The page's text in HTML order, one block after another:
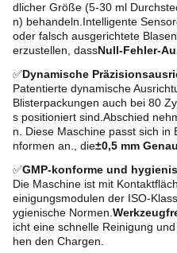
dlicher Größe (5-30 ml
n) behandeln.Intelligente
oder falsch ausgerichtete
erzustellen, dassNull-Fehler-
✅Dynamische
Patentierte dynamische
Blisterpackungen auch bei 80
s positioniert sind.Abschied
n. Diese Maschine passt sich
nformen an., die±0,5 mm
✅GMP-konforme und
Die Maschine ist mit
einigungsmodulen der ISO-
ygienische Normen.
icht eine schnelle Reinigung
hen den Chargen.